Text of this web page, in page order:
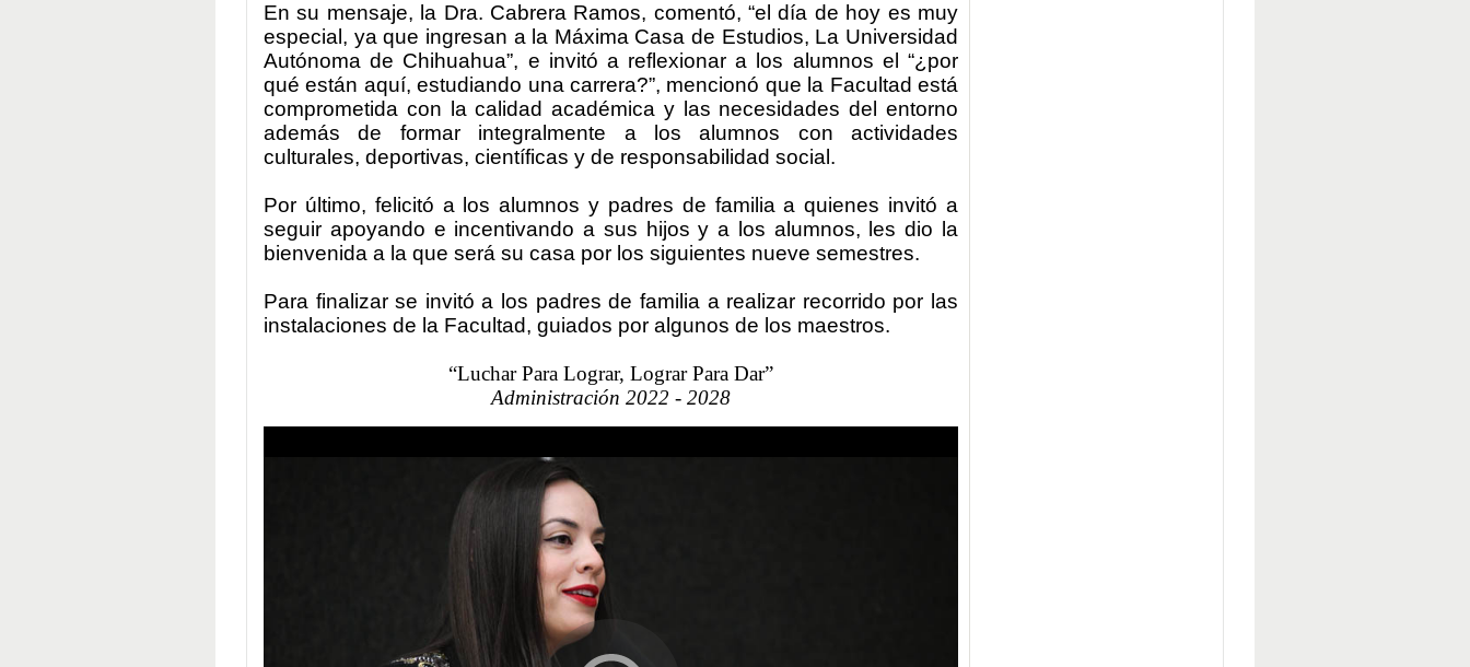
En su mensaje, la Dra. Cabrera Ramos, comentó, “el día de hoy es muy
especial, ya que ingresan a la Máxima Casa de Estudios, La Universidad
Autónoma de Chihuahua”, e invitó a reflexionar a los alumnos el “¿por
qué están aquí, estudiando una carrera?”, mencionó que la Facultad está
comprometida con la calidad académica y las necesidades del entorno
además de formar integralmente a los alumnos con actividades
culturales, deportivas, científicas y de responsabilidad social.
Por último, felicitó a los alumnos y padres de familia a quienes invitó a
seguir apoyando e incentivando a sus hijos y a los alumnos, les dio la
bienvenida a la que será su casa por los siguientes nueve semestres.
Para finalizar se invitó a los padres de familia a realizar recorrido por las
instalaciones de la Facultad, guiados por algunos de los maestros.
“Luchar Para Lograr, Lograr Para Dar”
Administración 2022 - 2028